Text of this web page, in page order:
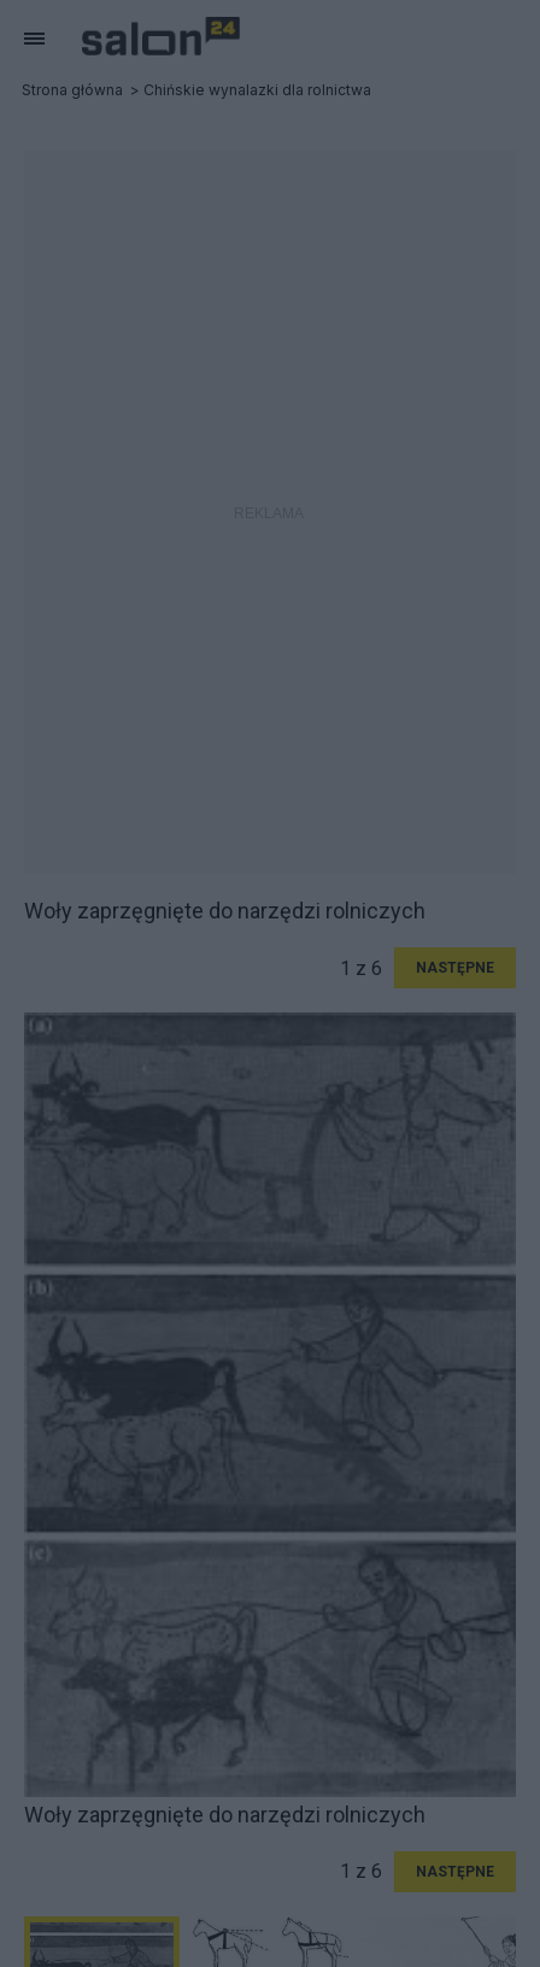
Strona główna Chińskie wynalazki dla rolnictwa
Woły zaprzęgnięte do narzędzi rolniczych
1 z 6 NASTĘPNE
Woły zaprzęgnięte do narzędzi rolniczych
1 z 6 NASTĘPNE